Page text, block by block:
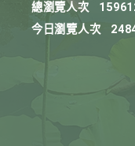
總瀏覽人次
今日瀏覽人次